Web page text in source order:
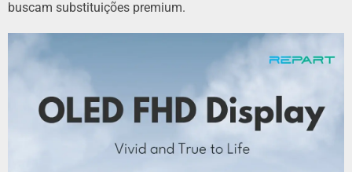
buscam substituições premium.